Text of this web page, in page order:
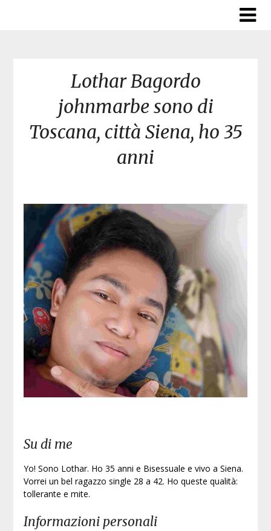
Lothar Bagordo
johnmarbe sono di
Toscana, città Siena, ho 35
anni
Su di me
Yo! Sono Lothar. Ho 35 anni e Bisessuale e vivo a Siena.
Vorrei un bel ragazzo single 28 a 42. Ho queste qualità:
tollerante e mite.
Informazioni personali